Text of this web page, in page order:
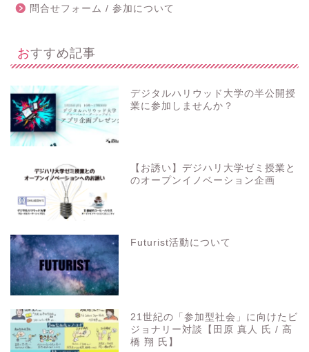
問合せフォーム / 参加について
おすすめ記事
デジタルハリウッド大学の半公開授
業に参加しませんか？
【お誘い】デジハリ大学ゼミ授業と
のオープンイノベーション企画
Futurist活動について
21世紀の「参加型社会」に向けたビ
ジョナリー対談【田原 真人 氏 / 高
橋 翔 氏】